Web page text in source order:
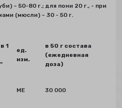
– 50-80 г.; для пони 20 г., - при
(мюсли) – 30 - 50 г.
1
ед.
изм.
в 50 г состава
(ежедневная
доза)
МЕ 30 000